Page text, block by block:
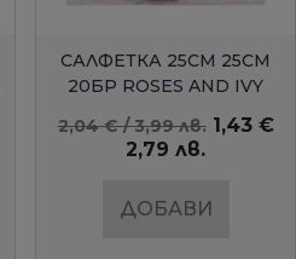
БЪРЗ ПРЕГЛЕД
САЛФЕТКА 25СМ 25СМ
20БР ROSES AND IVY
AMBIENTE
2,04 € / 3,99 лв. 1,43 €
2,79 лв.
ДОБАВИ